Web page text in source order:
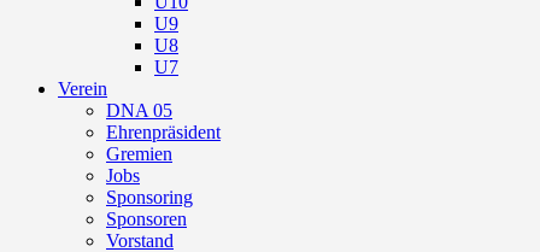
U9
U8
U7
Verein
DNA 05
Ehrenpräsident
Gremien
Jobs
Sponsoring
Sponsoren
Vorstand